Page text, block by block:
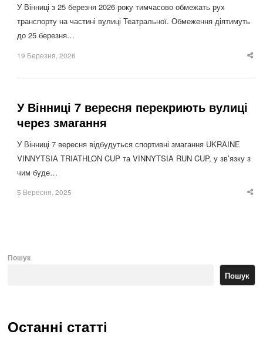
У Вінниці з 25 березня 2026 року тимчасово обмежать рух
транспорту на частині вулиці Театральної. Обмеження діятимуть
до 25 березня…
19 Березня, 2026
У Вінниці 7 вересня перекриють вулиці
через змагання
У Вінниці 7 вересня відбудуться спортивні змагання UKRAINE
VINNYTSIA TRIATHLON CUP та VINNYTSIA RUN CUP, у зв’язку з
чим буде…
5 Вересня, 2025
Пошук
Пошук
Останні статті